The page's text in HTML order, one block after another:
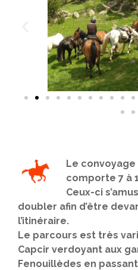
Le
comporte 7 à
Ceux-ci
doubler afin d’être
l’itinéraire.
Le parcours est très
Capcir verdoyant aux
Fenouillèdes en